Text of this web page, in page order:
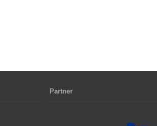
Partner